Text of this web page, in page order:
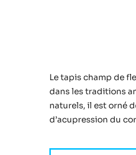
Le tapis champ de
dans les traditions
naturels, il est orné
d’acupression du